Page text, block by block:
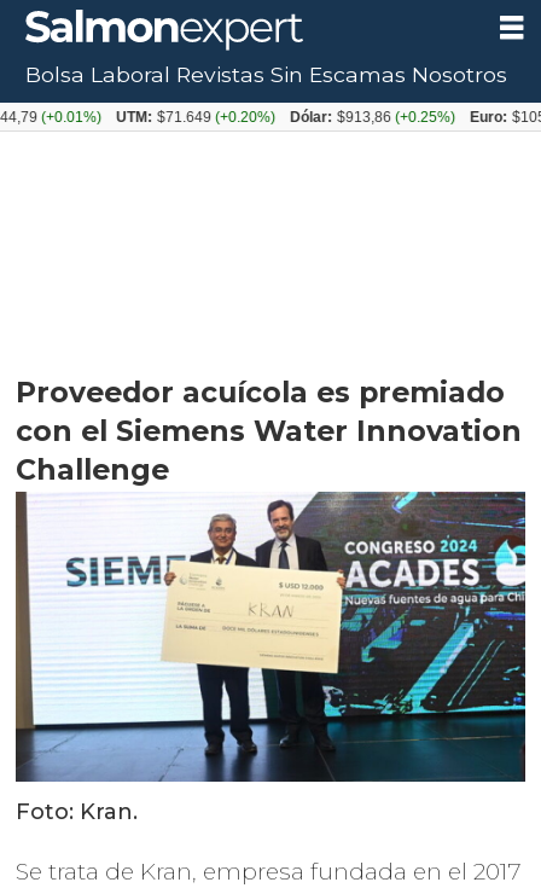
Proveedor acuícola es premiado
con el Siemens Water Innovation
Challenge
Foto: Kran.
Se trata de Kran, empresa fundada en el 2017
Bolsa Laboral Revistas Sin Escamas Nosotros
UTM: $71.649(+0.20%) Dólar: $913,86(+0.25%) Euro: $1053,08(-